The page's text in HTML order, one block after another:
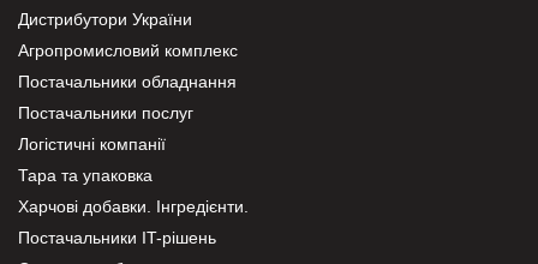
Дистрибутори України
Агропромисловий комплекс
Постачальники обладнання
Постачальники послуг
Логістичні компанії
Тара та упаковка
Харчові добавки. Інгредієнти.
Постачальники IT-рішень